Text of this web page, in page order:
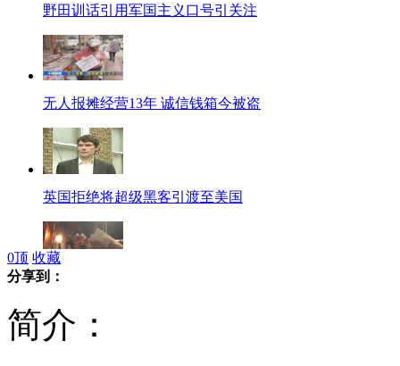
野田训话引用军国主义口号引关注
无人报摊经营13年 诚信钱箱今被盗
英国拒绝将超级黑客引渡至美国
0顶 收藏
分享到：
简介：